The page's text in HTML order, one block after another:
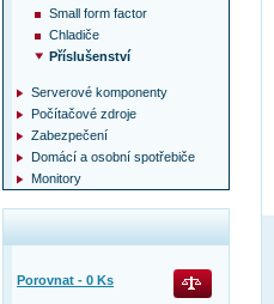
Small form factor
Chladiče
Příslušenství
Serverové komponenty
Počítačové zdroje
Zabezpečení
Domácí a osobní spotřebiče
Monitory
Porovnat - 0 Ks